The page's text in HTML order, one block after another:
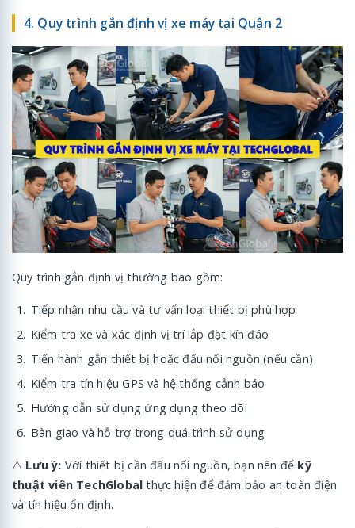
4. Quy trình gắn định vị xe máy tại Quận 2
Quy trình gắn định vị thường bao gồm:
Tiếp nhận nhu cầu và tư vấn loại thiết bị phù hợp
Kiểm tra xe và xác định vị trí lắp đặt kín đáo
Tiến hành gắn thiết bị hoặc đấu nối nguồn (nếu cần)
Kiểm tra tín hiệu GPS và hệ thống cảnh báo
Hướng dẫn sử dụng ứng dụng theo dõi
Bàn giao và hỗ trợ trong quá trình sử dụng
⚠️ Lưu ý: Với thiết bị cần đấu nối nguồn, bạn nên để kỹ
thuật viên TechGlobal thực hiện để đảm bảo an toàn điện
và tín hiệu ổn định.